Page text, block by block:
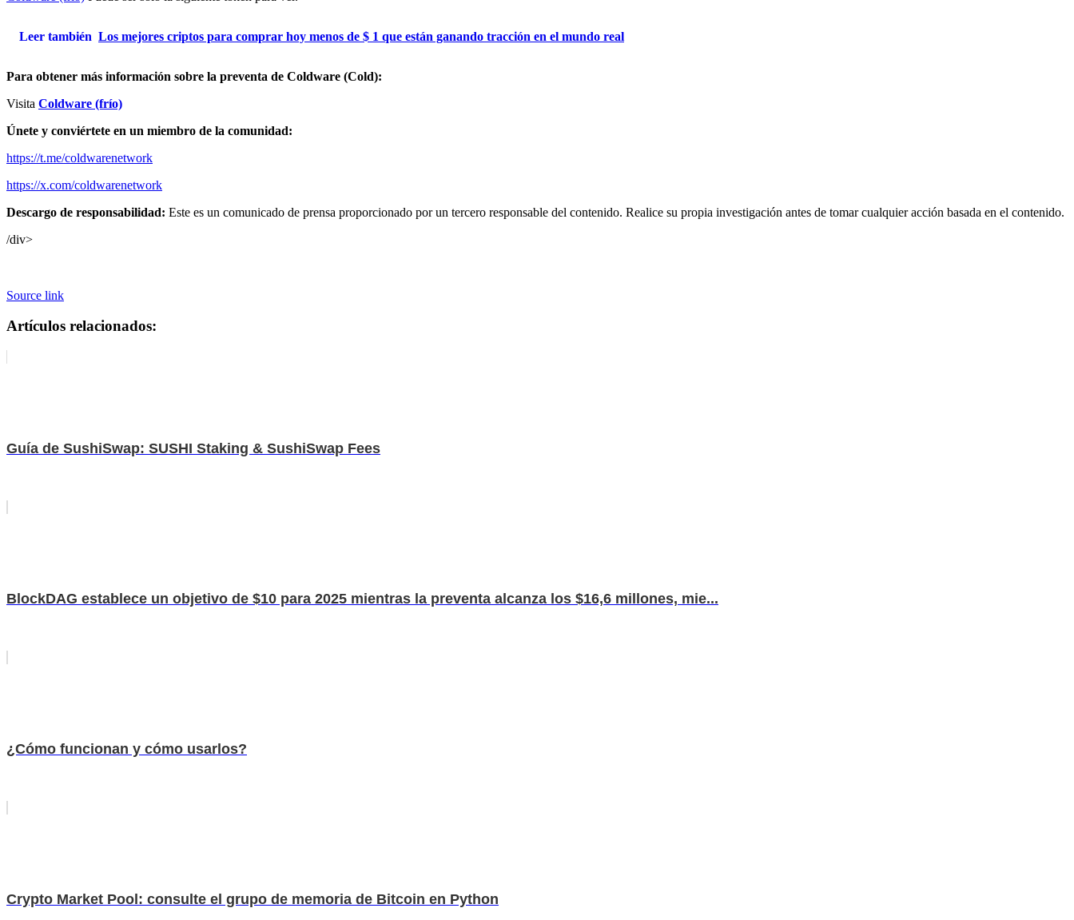
Leer también Los mejores criptos para comprar hoy menos de $ 1 que están ganando tracción en el mundo real
Para obtener más información sobre la preventa de Coldware (Cold):
Visita Coldware (frío)
Únete y conviértete en un miembro de la comunidad:
https://t.me/coldwarenetwork
https://x.com/coldwarenetwork
Descargo de responsabilidad: Este es un comunicado de prensa proporcionado por un tercero responsable del contenido. Realice su propia investigación antes de tomar cualquier acción basada en el contenido.
/div>
Source link
Artículos relacionados:
Guía de SushiSwap: SUSHI Staking & SushiSwap Fees
BlockDAG establece un objetivo de $10 para 2025 mientras la preventa alcanza los $16,6 millones, mie...
¿Cómo funcionan y cómo usarlos?
Crypto Market Pool: consulte el grupo de memoria de Bitcoin en Python